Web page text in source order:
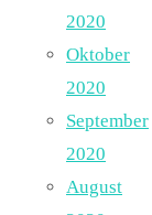
2020
Oktober
2020
September
2020
August